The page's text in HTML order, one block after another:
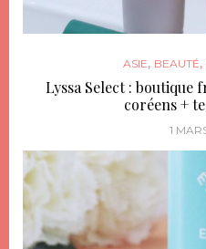
ASIE, BEAUTÉ,
Lyssa Select : boutique
coréens +
1